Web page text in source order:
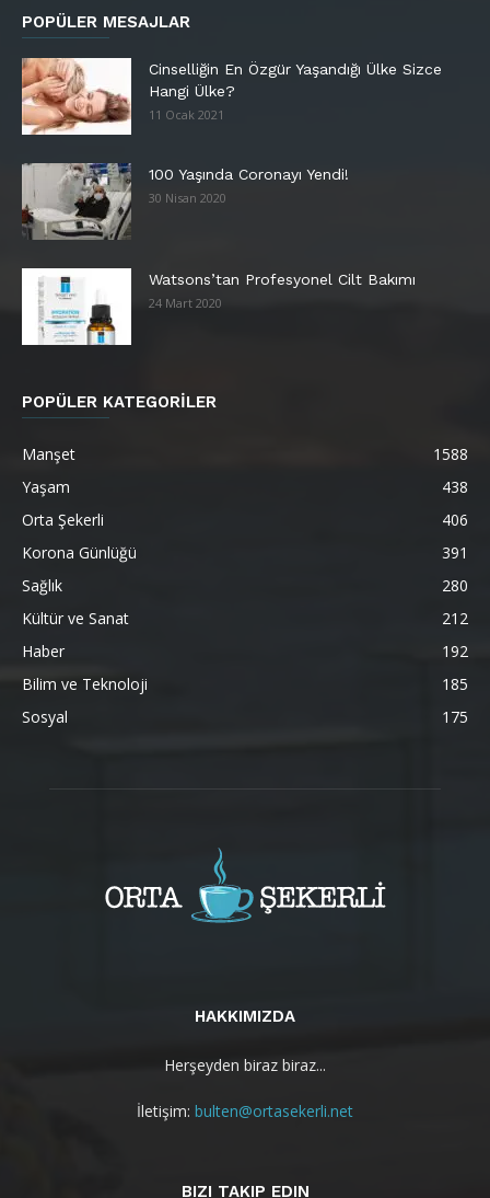
POPÜLER MESAJLAR
Cinselliğin En Özgür Yaşandığı Ülke Sizce
Hangi Ülke?
11 Ocak 2021
100 Yaşında Coronayı Yendi!
30 Nisan 2020
Watsons’tan Profesyonel Cilt Bakımı
24 Mart 2020
POPÜLER KATEGORİLER
Manşet
1588
Yaşam
438
Orta Şekerli
406
Korona Günlüğü
391
Sağlık
280
Kültür ve Sanat
212
Haber
192
Bilim ve Teknoloji
185
Sosyal
175
HAKKIMIZDA
Herşeyden biraz biraz...
İletişim: bulten@ortasekerli.net
BIZI TAKIP EDIN